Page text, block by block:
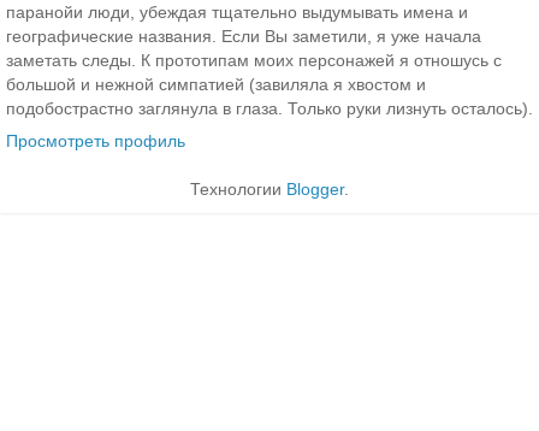
паранойи люди, убеждая тщательно выдумывать имена и
географические названия. Если Вы заметили, я уже начала
заметать следы. К прототипам моих персонажей я отношусь с
большой и нежной симпатией (завиляла я хвостом и
подобострастно заглянула в глаза. Только руки лизнуть осталось).
Просмотреть профиль
Технологии Blogger.